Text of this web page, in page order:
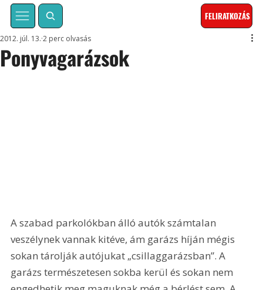
FELIRATKOZÁS
Ponyvagarázsok
2012. júl. 13. 2 perc olvasás
A szabad parkolókban álló autók számtalan
veszélynek vannak kitéve, ám garázs híján mégis
sokan tárolják autójukat „csillaggarázsban”. A
garázs természetesen sokba kerül és sokan nem